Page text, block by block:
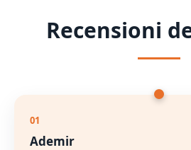
Recensioni
01
Ademir